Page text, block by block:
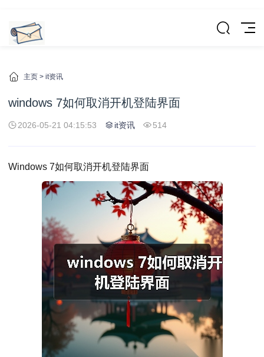
主页 > it资讯
windows 7如何取消开机登陆界面
2026-05-21 04:15:53 it资讯 514
Windows 7如何取消开机登陆界面